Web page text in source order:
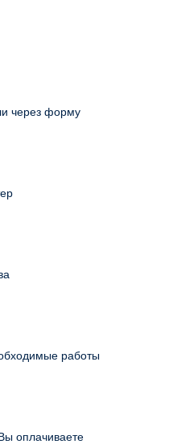
через форму
работы
оплачиваете